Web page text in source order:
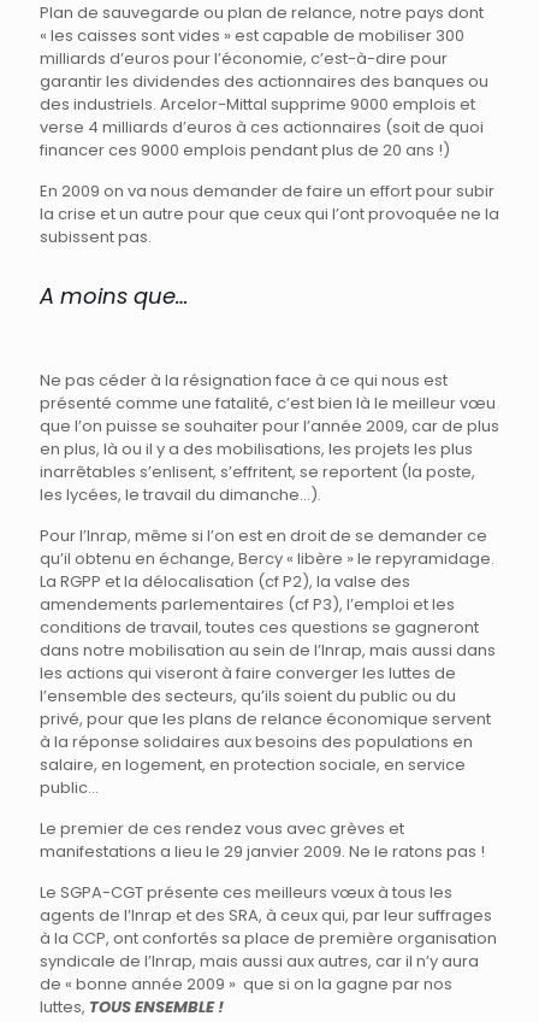
Plan de sauvegarde ou plan de relance, notre pays dont
« les caisses sont vides » est capable de mobiliser 300
milliards d’euros pour l’économie, c’est-à-dire pour
garantir les dividendes des actionnaires des banques ou
des industriels. Arcelor-Mittal supprime 9000 emplois et
verse 4 milliards d’euros à ces actionnaires (soit de quoi
financer ces 9000 emplois pendant plus de 20 ans !)
En 2009 on va nous demander de faire un effort pour subir
la crise et un autre pour que ceux qui l’ont provoquée ne la
subissent pas.
A moins que…
Ne pas céder à la résignation face à ce qui nous est
présenté comme une fatalité, c’est bien là le meilleur vœu
que l’on puisse se souhaiter pour l’année 2009, car de plus
en plus, là ou il y a des mobilisations, les projets les plus
inarrêtables s’enlisent, s’effritent, se reportent (la poste,
les lycées, le travail du dimanche…).
Pour l’Inrap, même si l’on est en droit de se demander ce
qu’il obtenu en échange, Bercy « libère » le repyramidage.
La RGPP et la délocalisation (cf P2), la valse des
amendements parlementaires (cf P3), l’emploi et les
conditions de travail, toutes ces questions se gagneront
dans notre mobilisation au sein de l’Inrap, mais aussi dans
les actions qui viseront à faire converger les luttes de
l’ensemble des secteurs, qu’ils soient du public ou du
privé, pour que les plans de relance économique servent
à la réponse solidaires aux besoins des populations en
salaire, en logement, en protection sociale, en service
public…
Le premier de ces rendez vous avec grèves et
manifestations a lieu le 29 janvier 2009. Ne le ratons pas !
Le SGPA-CGT présente ces meilleurs vœux à tous les
agents de l’Inrap et des SRA, à ceux qui, par leur suffrages
à la CCP, ont confortés sa place de première organisation
syndicale de l’Inrap, mais aussi aux autres, car il n’y aura
de « bonne année 2009 » que si on la gagne par nos
luttes, TOUS ENSEMBLE !